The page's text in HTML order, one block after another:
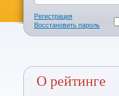
Регистрация
Восстановить пароль
О рейтинге